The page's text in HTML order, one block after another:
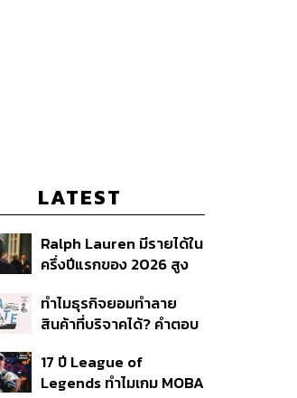
LATEST
Ralph Lauren มีรายได้ใน
ครึ่งปีแรกของ 2026 สูง
ทำไมธุรกิจยอมทำลาย
สินค้าที่บริจาคได้? คำตอบ
อยู่ที่ระบบภาษี
17 ปี League of
Legends ทำไมเกม MOBA